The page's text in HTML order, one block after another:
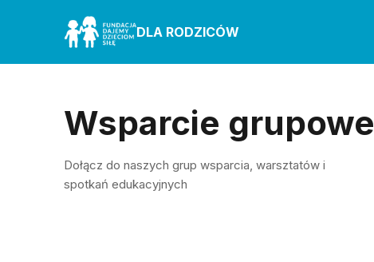
DLA RODZICÓW
Wsparcie grupowe
Dołącz do naszych grup wsparcia, warsztatów i
spotkań edukacyjnych